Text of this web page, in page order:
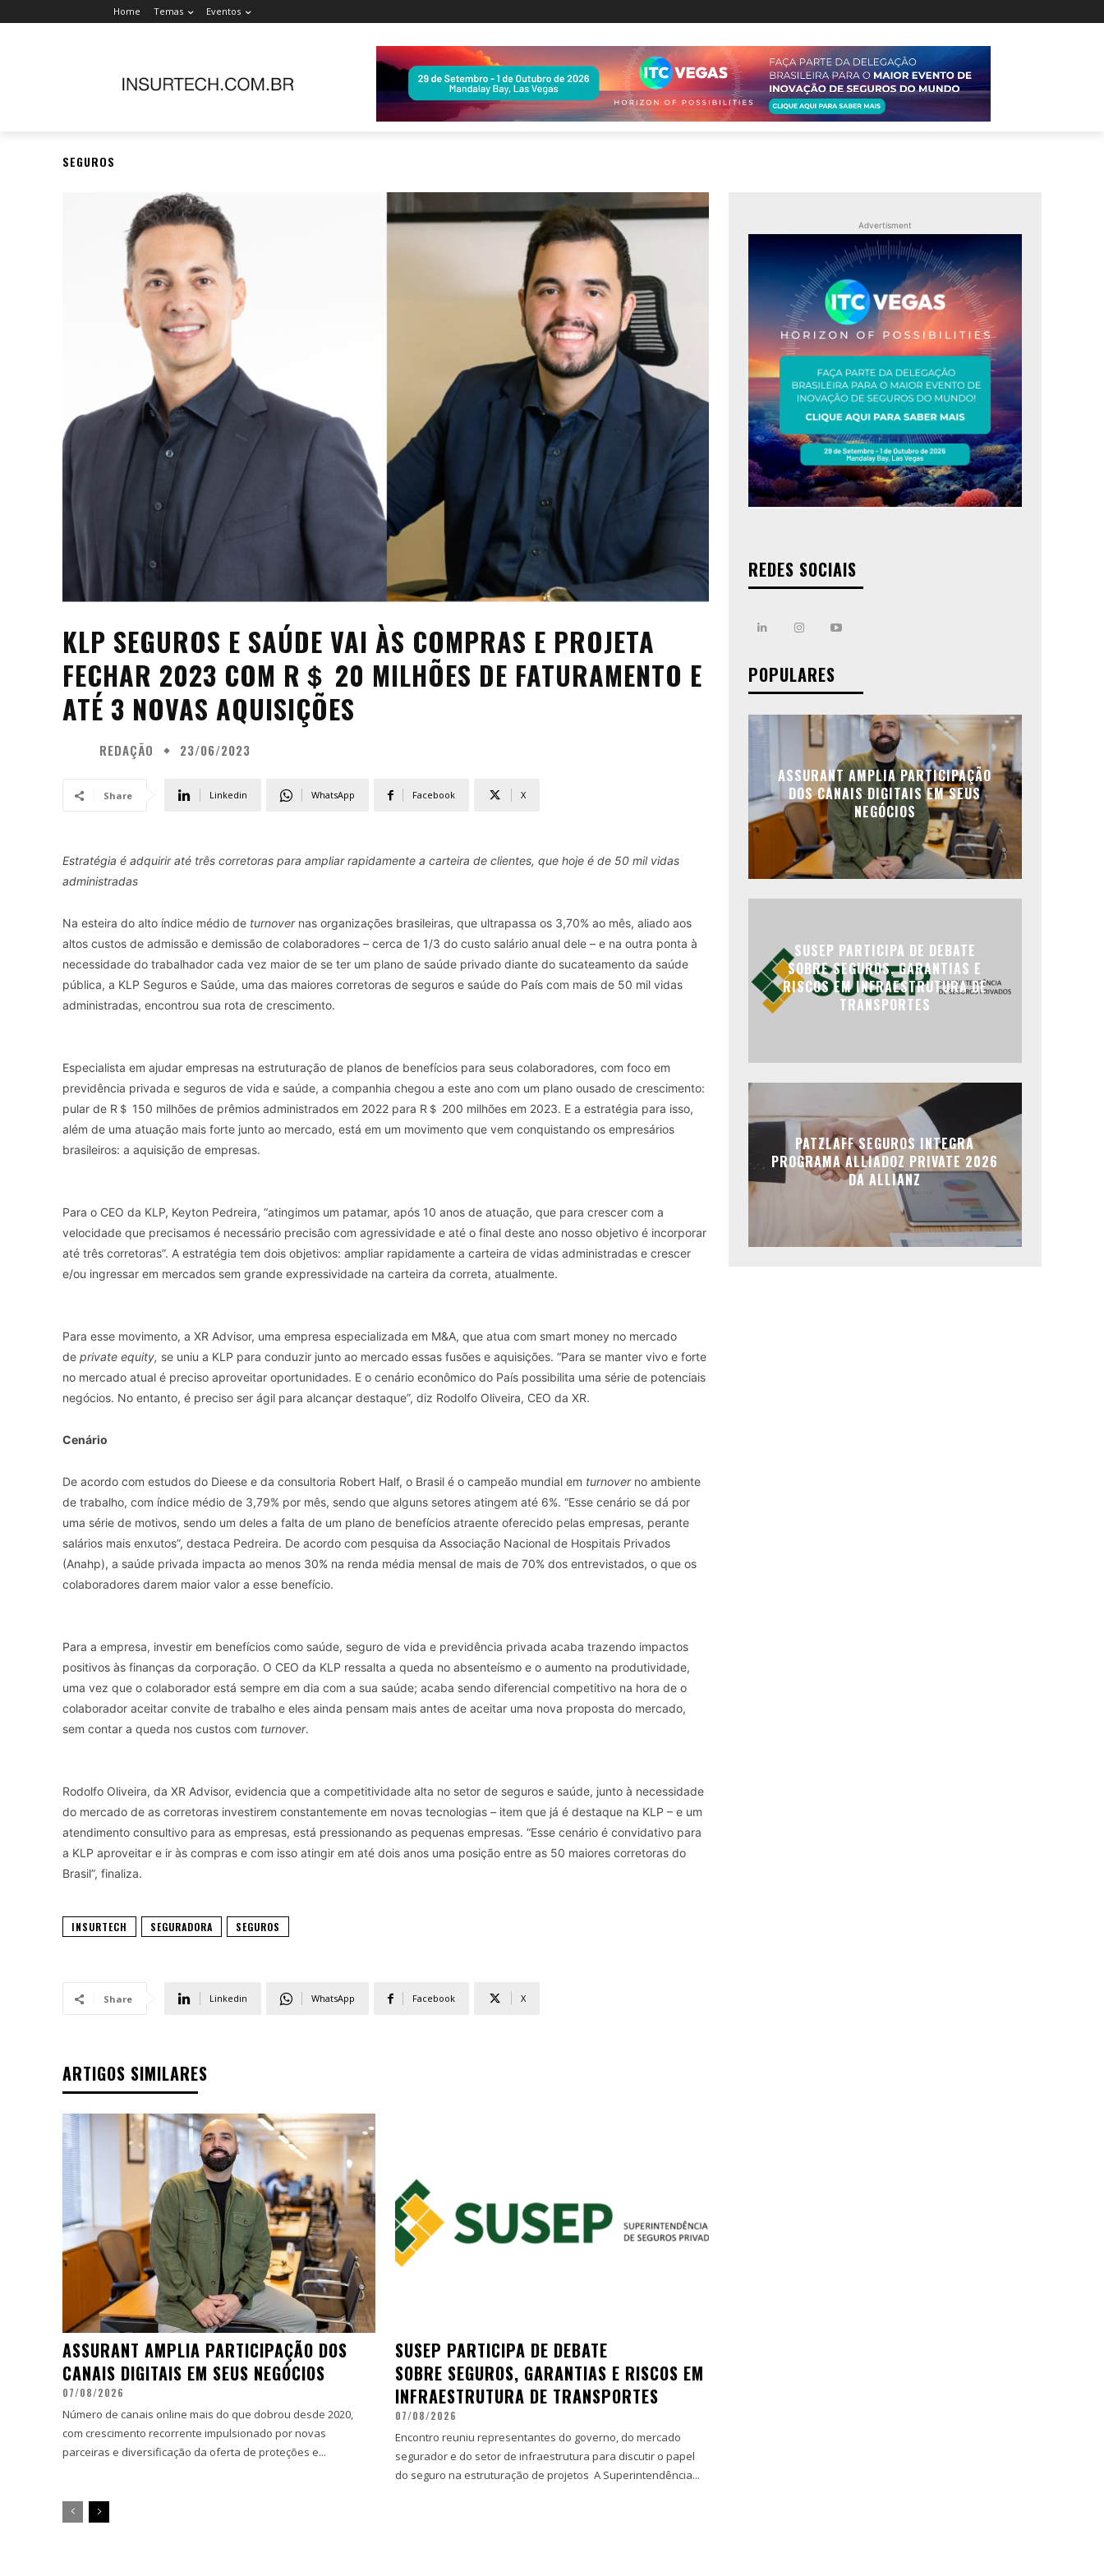
Home Temas Eventos
SEGUROS
KLP SEGUROS E SAÚDE VAI ÀS COMPRAS E PROJETA
FECHAR 2023 COM R＄ 20 MILHÕES DE FATURAMENTO E
ATÉ 3 NOVAS AQUISIÇÕES
REDAÇÃO 23/06/2023
Share Linkedin WhatsApp Facebook X
Estratégia é adquirir até três corretoras para ampliar rapidamente a carteira de clientes, que hoje é de 50 mil vidas
administradas
Na esteira do alto índice médio de turnovernas organizações brasileiras, que ultrapassa os 3,70% ao mês, aliado aos
altos custos de admissão e demissão de colaboradores – cerca de 1/3 do custo salário anual dele – e na outra ponta à
necessidade do trabalhador cada vez maior de se ter um plano de saúde privado diante do sucateamento da saúde
pública, a KLP Seguros e Saúde, uma das maiores corretoras de seguros e saúde do País com mais de 50 mil vidas
administradas, encontrou sua rota de crescimento.
Especialista em ajudar empresas na estruturação de planos de benefícios para seus colaboradores, com foco em
previdência privada e seguros de vida e saúde, a companhia chegou a este ano com um plano ousado de crescimento:
pular de R＄ 150 milhões de prêmios administrados em 2022 para R＄ 200 milhões em 2023. E a estratégia para isso,
além de uma atuação mais forte junto ao mercado, está em um movimento que vem conquistando os empresários
brasileiros: a aquisição de empresas.
Para o CEO da KLP, Keyton Pedreira, “atingimos um patamar, após 10 anos de atuação, que para crescer com a
velocidade que precisamos é necessário precisão com agressividade e até o final deste ano nosso objetivo é incorporar
até três corretoras”. A estratégia tem dois objetivos: ampliar rapidamente a carteira de vidas administradas e crescer
e/ou ingressar em mercados sem grande expressividade na carteira da correta, atualmente.
Para esse movimento, a XR Advisor, uma empresa especializada em M&A, que atua com smart money no mercado
de private equity, se uniu a KLP para conduzir junto ao mercado essas fusões e aquisições. “Para se manter vivo e forte
no mercado atual é preciso aproveitar oportunidades. E o cenário econômico do País possibilita uma série de potenciais
negócios. No entanto, é preciso ser ágil para alcançar destaque”, diz Rodolfo Oliveira, CEO da XR.
Cenário
De acordo com estudos do Dieese e da consultoria Robert Half, o Brasil é o campeão mundial em turnover no ambiente
de trabalho, com índice médio de 3,79% por mês, sendo que alguns setores atingem até 6%. “Esse cenário se dá por
uma série de motivos, sendo um deles a falta de um plano de benefícios atraente oferecido pelas empresas, perante
salários mais enxutos”, destaca Pedreira. De acordo com pesquisa da Associação Nacional de Hospitais Privados
(Anahp), a saúde privada impacta ao menos 30% na renda média mensal de mais de 70% dos entrevistados, o que os
colaboradores darem maior valor a esse benefício.
Para a empresa, investir em benefícios como saúde, seguro de vida e previdência privada acaba trazendo impactos
positivos às finanças da corporação. O CEO da KLP ressalta a queda no absenteísmo e o aumento na produtividade,
uma vez que o colaborador está sempre em dia com a sua saúde; acaba sendo diferencial competitivo na hora de o
colaborador aceitar convite de trabalho e eles ainda pensam mais antes de aceitar uma nova proposta do mercado,
sem contar a queda nos custos com turnover.
Rodolfo Oliveira, da XR Advisor, evidencia que a competitividade alta no setor de seguros e saúde, junto à necessidade
do mercado de as corretoras investirem constantemente em novas tecnologias – item que já é destaque na KLP – e um
atendimento consultivo para as empresas, está pressionando as pequenas empresas. “Esse cenário é convidativo para
a KLP aproveitar e ir às compras e com isso atingir em até dois anos uma posição entre as 50 maiores corretoras do
Brasil”, finaliza.
INSURTECH SEGURADORA SEGUROS
Share Linkedin WhatsApp Facebook X
ARTIGOS SIMILARES
ASSURANT AMPLIA PARTICIPAÇÃO DOS
CANAIS DIGITAIS EM SEUS NEGÓCIOS
07/08/2026
Número de canais online mais do que dobrou desde 2020,
com crescimento recorrente impulsionado por novas
parceiras e diversificação da oferta de proteções e...
SUSEP PARTICIPA DE DEBATE
SOBRE SEGUROS, GARANTIAS E RISCOS EM
INFRAESTRUTURA DE TRANSPORTES
07/08/2026
Encontro reuniu representantes do governo, do mercado
segurador e do setor de infraestrutura para discutir o papel
do seguro na estruturação de projetos A Superintendência...
Advertisment
REDES SOCIAIS
POPULARES
ASSURANT AMPLIA PARTICIPAÇÃO
DOS CANAIS DIGITAIS EM SEUS
NEGÓCIOS
SUSEP PARTICIPA DE DEBATE
SOBRE SEGUROS, GARANTIAS E
RISCOS EM INFRAESTRUTURA DE
TRANSPORTES
PATZLAFF SEGUROS INTEGRA
PROGRAMA ALLIADOZ PRIVATE 2026
DA ALLIANZ